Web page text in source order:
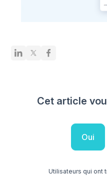
Cet article
Oui
Utilisateurs qui ont